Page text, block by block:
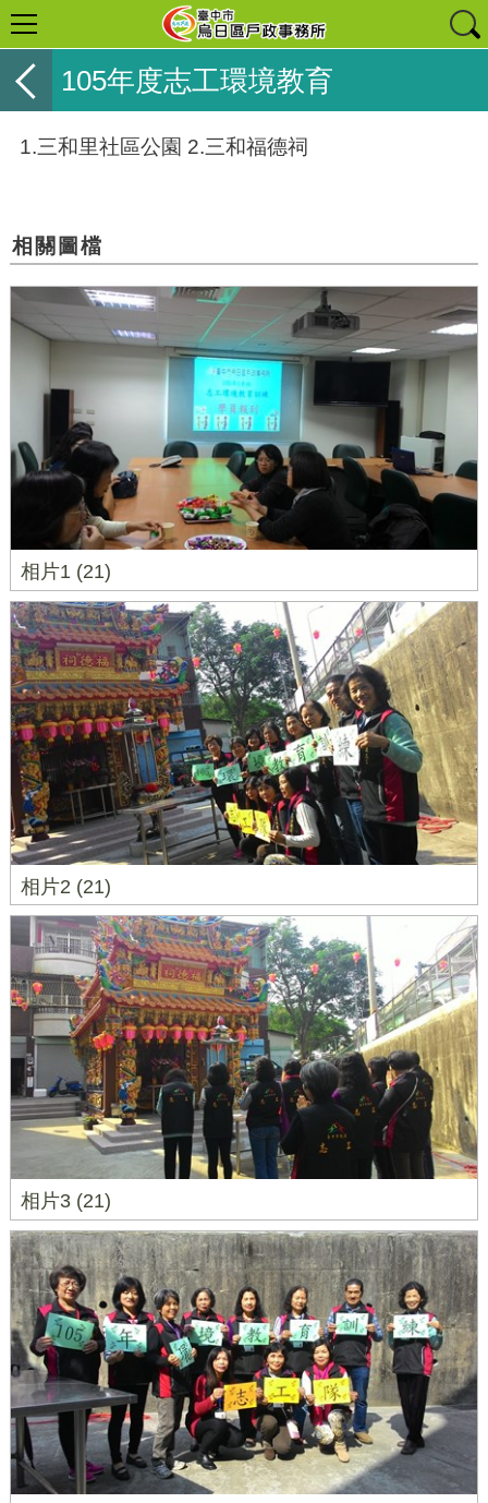
105年度志工環境教育
1.三和里社區公園 2.三和福德祠
相關圖檔
相片1 (21)
相片2 (21)
相片3 (21)